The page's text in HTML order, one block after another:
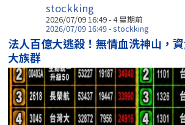
stockking
2026/07/09 16:49 - 4 星期前
2026/07/09 16:49 - stockking
法人百億大逃殺！無情血洗神山，
大族群